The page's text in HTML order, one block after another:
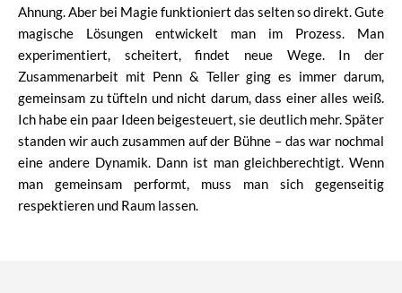
Ahnung. Aber bei Magie funktioniert das selten so direkt. Gute
magische Lösungen entwickelt man im Prozess. Man
experimentiert, scheitert, findet neue Wege. In der
Zusammenarbeit mit Penn & Teller ging es immer darum,
gemeinsam zu tüfteln und nicht darum, dass einer alles weiß.
Ich habe ein paar Ideen beigesteuert, sie deutlich mehr. Später
standen wir auch zusammen auf der Bühne – das war nochmal
eine andere Dynamik. Dann ist man gleichberechtigt. Wenn
man gemeinsam performt, muss man sich gegenseitig
respektieren und Raum lassen.